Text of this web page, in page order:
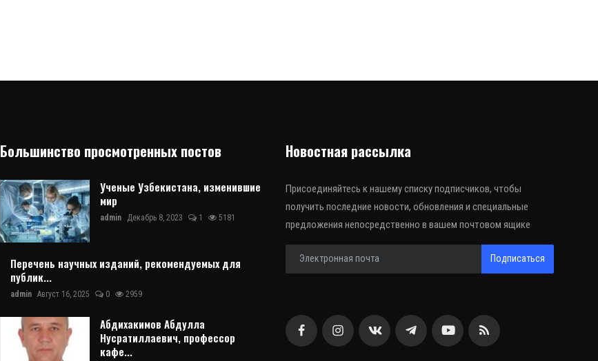
Большинство просмотренных постов
Ученые Узбекистана, изменившие
мир
admin Декабрь 8, 2023 1 5181
Перечень научных изданий, рекомендуемых для
публик...
admin Август 16, 2025 0 2959
Абдихакимов Абдулла
Нусратиллаевич, профессор
кафе...
Новостная рассылка
Присоединяйтесь к нашему списку подписчиков, чтобы
получить последние новости, обновления и специальные
предложения непосредственно в вашем почтовом ящике
Подписаться